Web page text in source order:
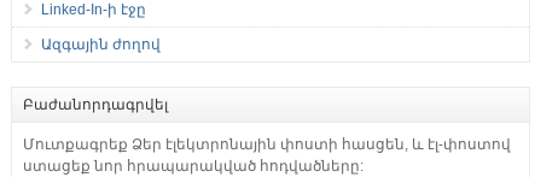
Linked-In-ի էջը
Ազգային ժողով
Բաժանորդագրվել
Մուտքագրեք Ձեր էլեկտրոնային փոստի հասցեն, և էլ-փոստով
ստացեք նոր հրապարակված հոդվածները: